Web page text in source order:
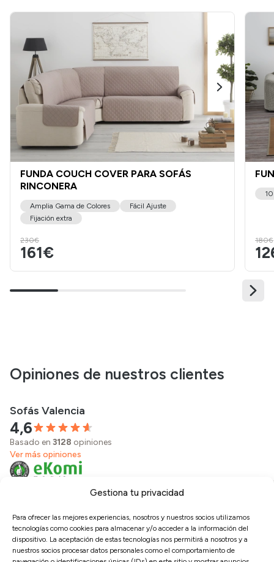
Gestiona tu privacidad
Para ofrecer las mejores experiencias, nosotros y nuestros socios utilizamos
tecnologías como cookies para almacenar y/o acceder a la información del
dispositivo. La aceptación de estas tecnologías nos permitirá a nosotros y a
nuestros socios procesar datos personales como el comportamiento de
FUNDA COUCH COVER PARA SOFÁS
RINCONERA
Amplia Gama de Colores
Fácil Ajuste
Fijación extra
230€
161€
180€
Opiniones de nuestros clientes
Sofás Valencia
4,6
Basado en 3128 opiniones
Ver más opiniones
La entrega fue puntual y el montaje rápido. En
media mañana ya teníamos el salón listo.